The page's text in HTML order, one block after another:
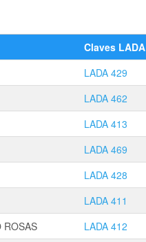
Claves LADA
LADA 429
LADA 462
LADA 413
LADA 469
LADA 428
LADA 411
ROSAS
LADA 412